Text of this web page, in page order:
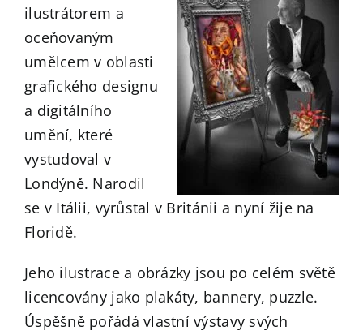
ilustrátorem a
oceňovaným
umělcem v oblasti
grafického designu
a digitálního
umění, které
vystudoval v
Londýně. Narodil
se v Itálii, vyrůstal v Británii a nyní žije na
Floridě.
Jeho ilustrace a obrázky jsou po celém světě
licencovány jako plakáty, bannery, puzzle.
Úspěšně pořádá vlastní výstavy svých